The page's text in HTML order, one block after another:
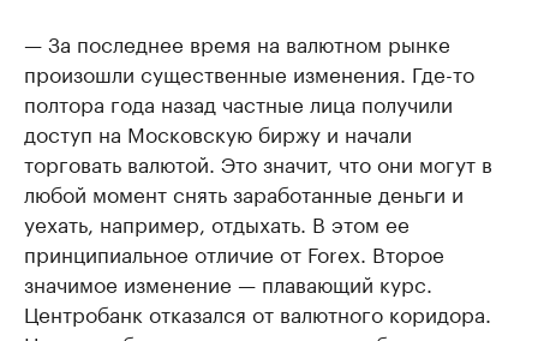
— За последнее время на валютном рынке
произошли существенные изменения. Где-то
полтора года назад частные лица получили
доступ на Московскую биржу и начали
торговать валютой. Это значит, что они могут в
любой момент снять заработанные деньги и
уехать, например, отдыхать. В этом ее
принципиальное отличие от Forex. Второе
значимое изменение — плавающий курс.
Центробанк отказался от валютного коридора.